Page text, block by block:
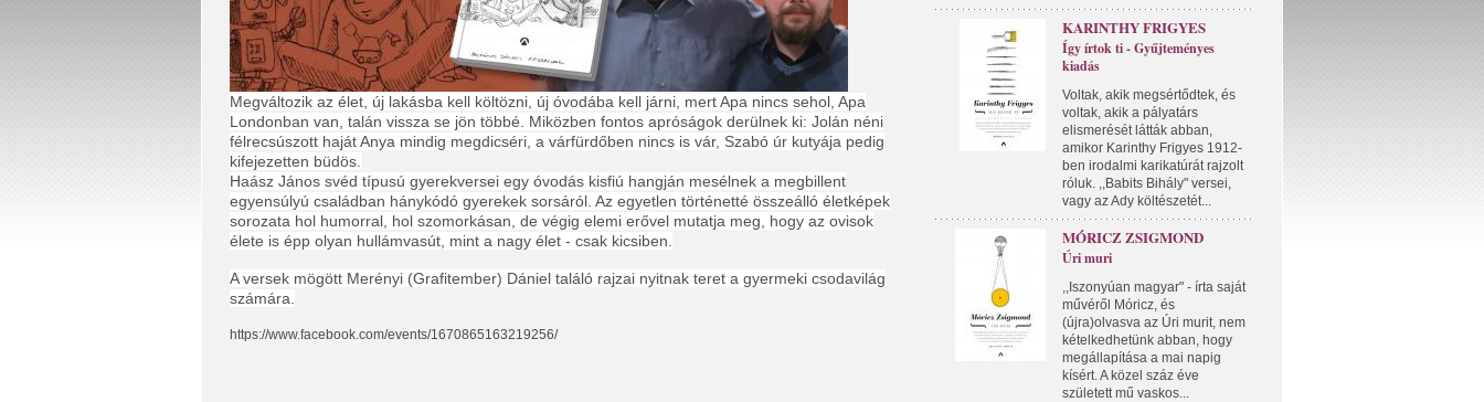
Megváltozik az élet, új lakásba kell költözni, új óvodába kell járni, mert Apa nincs sehol, Apa
Londonban van, talán vissza se jön többé. Miközben fontos apróságok derülnek ki: Jolán néni
félrecsúszott haját Anya mindig megdicséri, a várfürdőben nincs is vár, Szabó úr kutyája pedig
kifejezetten büdös.
Haász János svéd típusú gyerekversei egy óvodás kisfiú hangján mesélnek a megbillent
egyensúlyú családban hánykódó gyerekek sorsáról. Az egyetlen történetté összeálló életképek
sorozata hol humorral, hol szomorkásan, de végig elemi erővel mutatja meg, hogy az ovisok
élete is épp olyan hullámvasút, mint a nagy élet - csak kicsiben.
A versek mögött Merényi (Grafitember) Dániel találó rajzai nyitnak teret a gyermeki csodavilág
számára.
https://www.facebook.com/events/1670865163219256/
KARINTHY FRIGYES
Így írtok ti - Gyűjteményes
kiadás
Voltak, akik megsértődtek, és
voltak, akik a pályatárs
elismerését látták abban,
amikor Karinthy Frigyes 1912-
ben irodalmi karikatúrát rajzolt
róluk. ,,Babits Bihály" versei,
vagy az Ady költészetét...
MÓRICZ ZSIGMOND
Úri muri
,,Iszonyúan magyar" - írta saját
művéről Móricz, és
(újra)olvasva az Úri murit, nem
kételkedhetünk abban, hogy
megállapítása a mai napig
kísért. A közel száz éve
született mű vaskos...